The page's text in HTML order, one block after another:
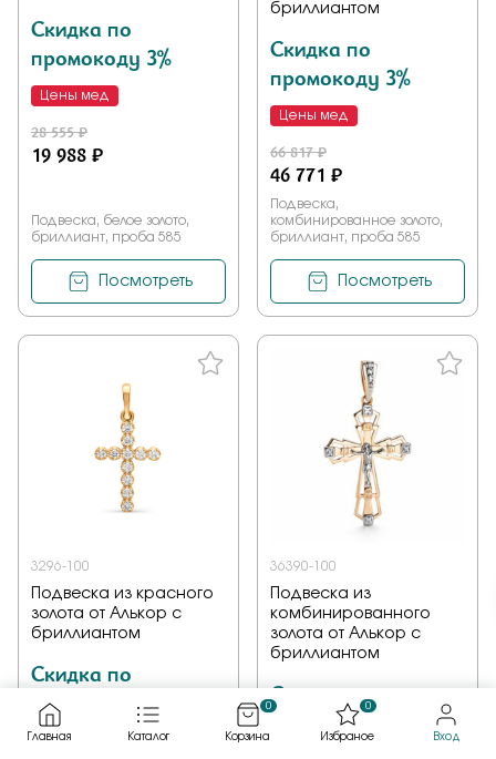
Скидка по
промокоду 3%
Цены мед
28 555 ₽
19 988 ₽
Подвеска, белое золото,
бриллиант, проба 585
Посмотреть
бриллиантом
Скидка по
промокоду 3%
Цены мед
66 817 ₽
46 771 ₽
Подвеска,
комбинированное золото,
бриллиант, проба 585
Посмотреть
3296-100
Подвеска из красного
золота от Алькор с
бриллиантом
Скидка по
промокоду 3%
Цены мед
36390-100
Подвеска из
комбинированного
золота от Алькор с
бриллиантом
Скидка по
промокоду 3%
Главная Каталог Корзина
0
Избраное
0
Вход